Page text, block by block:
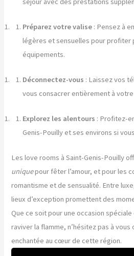
Préparez votre valise : Pensez à
légères et sensuelles pour profiter
équipements.
Déconnectez-vous : Laissez vos
vous consacrer entièrement à
Explorez les alentours : Profitez-
Genis-Pouilly et ses environs si
Les love rooms à Saint-Genis-Pouilly
uniquepour fêter l’amour, et pour les
romantisme et de sensualité. Entre
lieux d’exception promettent des
Que ce soit pour une occasion
raviver la flamme, n’hésitez pas à
enchantée au cœur de cette région.